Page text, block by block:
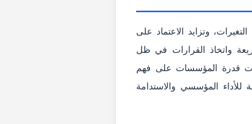
وتزايد الاعتماد على
واتخاذ القرارات في ظل
قدرة المؤسسات على فهم
للأداء المؤسسي والاستدامة